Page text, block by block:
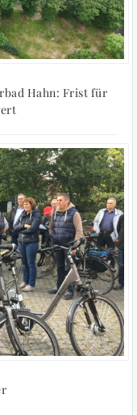
Hahn: Frist für